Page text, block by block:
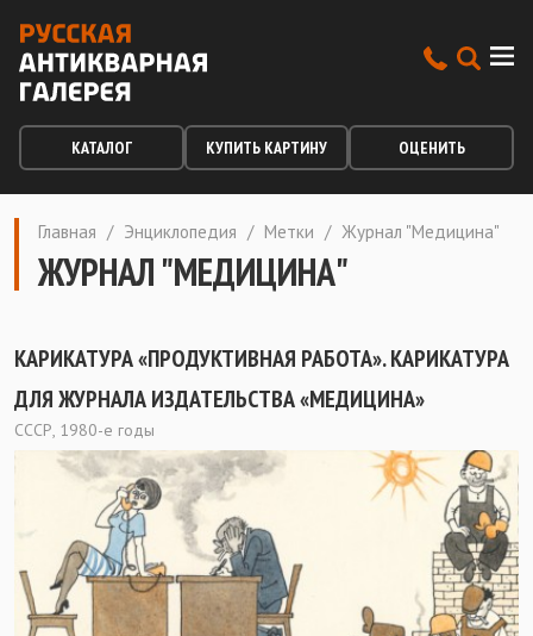
КАТАЛОГ КУПИТЬ КАРТИНУ ОЦЕНИТЬ
Главная / Энциклопедия / Метки / Журнал "Медицина"
ЖУРНАЛ "МЕДИЦИНА"
КАРИКАТУРА «ПРОДУКТИВНАЯ РАБОТА». КАРИКАТУРА
ДЛЯ ЖУРНАЛА ИЗДАТЕЛЬСТВА «МЕДИЦИНА»
СССР, 1980-е годы